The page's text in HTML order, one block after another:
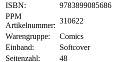
ISBN:
9783899085686
PPM
Artikelnummer:
310622
Warengruppe:
Comics
Einband:
Softcover
Seitenzahl:
48